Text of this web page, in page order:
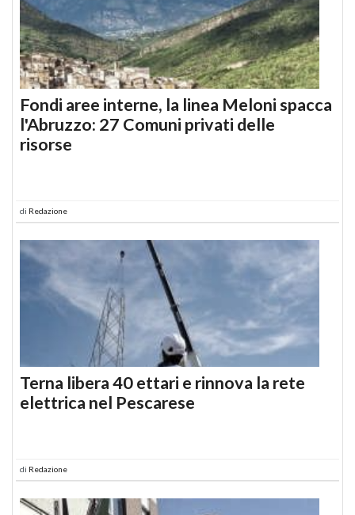
Fondi aree interne, la linea Meloni spacca
l'Abruzzo: 27 Comuni privati delle
risorse
di Redazione
Terna libera 40 ettari e rinnova la rete
elettrica nel Pescarese
di Redazione